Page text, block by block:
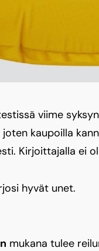
viime
kaupoilla
Kirjoittajalla ei
hyvät unet.
mukana tulee